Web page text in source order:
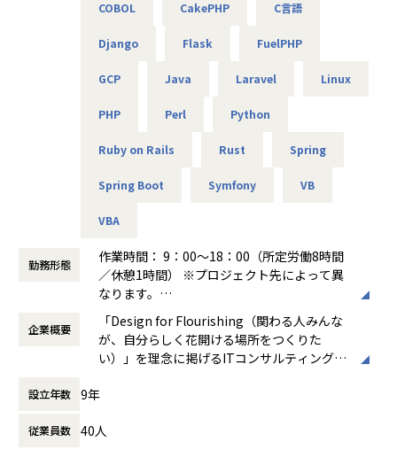
-- リモートワークを支えるVPN/セキュリティ基盤の運用 --
使用機器：Cisco、FortiGate、F5、Aruba 等
＜主なインフラ案件事例＞
使用スキル：VMware、Windows、Linux、Oracle
使用スキル：AWS、Windows、Linux
担当工程：基本設計、運用設計、詳細設計、構築、テスト、
移行
担当者：20台後半、男性、入社1年目
-- 官公庁向けインフラ開発 --
使用スキル：VMware、Windows、Linux
担当工程：基本設計、運用設計、詳細設計、構築、テスト、
担当者：30台後半、男性、入社4年目
技術力だけでなく、人を思いやる姿勢を大切にしながら、
共に成長できる方を歓迎します！
＜開発部門 想定キャリアパス＞
月1回の面談にてキャリアの方向性をすり合わせながら、案
件を決定します。
「開発経験を積みたい」「設計に挑戦したい」「上流工程を
担当したい」などの
＜ネットワーク部門 想定キャリアパス＞
運用保守 → 構築 → 設計 → セキュリティ・コンサルティング
件を決定します。
「構築に行きたい」「設計に挑戦したい」「セキュリティ分
野を経験したい」などの
運用保守 → 構築 → 設計 → クラウド
COBOL CakePHP C言語
Django Flask FuelPHP
GCP Java Laravel Linux
PHP Perl Python
Ruby on Rails Rust Spring
Spring Boot Symfony VB
VBA
勤務形態
作業時間： 9：00～18：00（所定労働8時間
／休憩1時間） ※プロジェクト先によって異
なります。
働き方：
固定時間制（9時～18時、10時～19
時など）
時間外労働の有無： 有（月平均0時間～20時
間）
休憩時間： 60分
企業概要
「Design for Flourishing（関わる人みんな
が、自分らしく花開ける場所をつくりた
い）」を理念に掲げるITコンサルティング・
客様をリードする」のではなく、「お客様と
長を通じてビジネス変革を実現することを目
設立年数 9年
従業員数 40人